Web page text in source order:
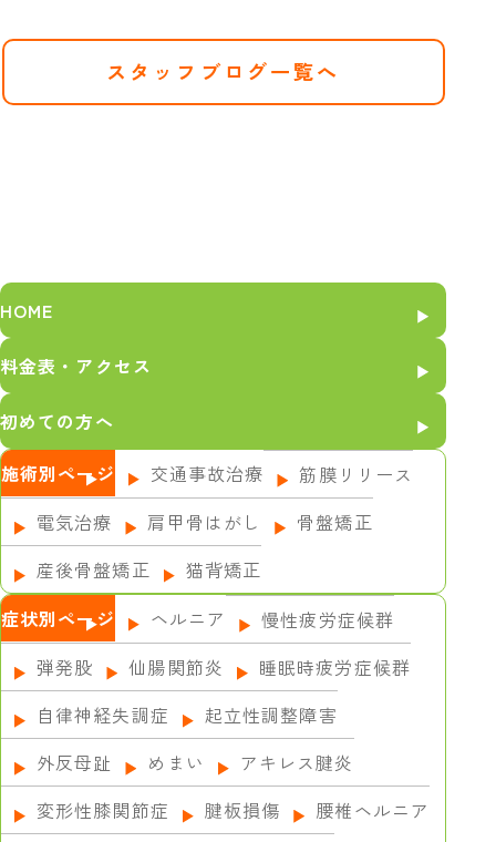
スタッフブログ一覧へ
HOME
料金表・アクセス
初めての方へ
施術別ページ
交通事故治療
筋膜リリース
電気治療
肩甲骨はがし
骨盤矯正
産後骨盤矯正
猫背矯正
症状別ページ
ヘルニア
慢性疲労症候群
弾発股
仙腸関節炎
睡眠時疲労症候群
自律神経失調症
起立性調整障害
外反母趾
めまい
アキレス腱炎
変形性膝関節症
腱板損傷
腰椎ヘルニア